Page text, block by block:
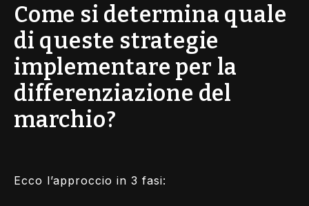
Come si determina quale
di queste strategie
implementare per la
differenziazione del
marchio?
Ecco l’approccio in 3 fasi: